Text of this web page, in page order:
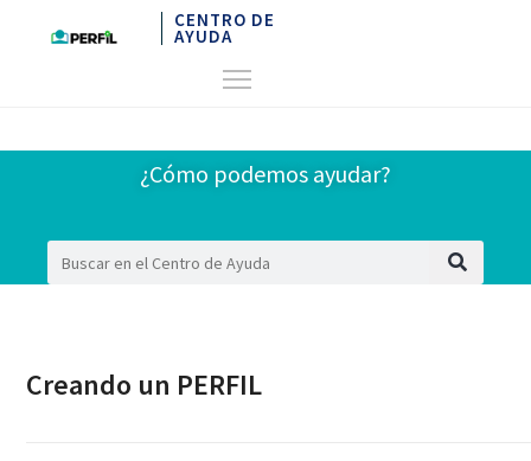
CENTRO DE
AYUDA
¿Cómo podemos ayudar?
Creando un PERFIL